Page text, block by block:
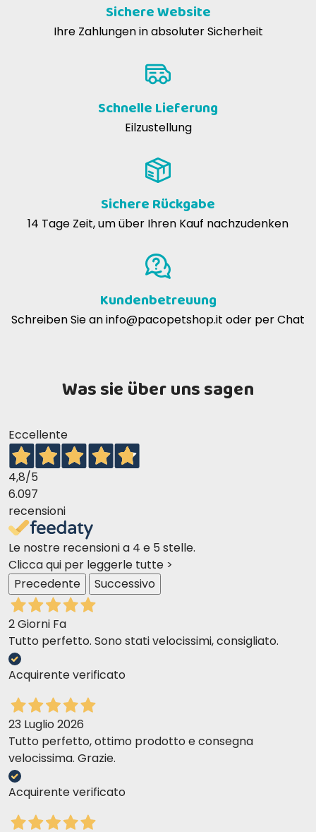
Sichere Website
Ihre Zahlungen in absoluter Sicherheit
Schnelle Lieferung
Eilzustellung
Sichere Rückgabe
14 Tage Zeit, um über Ihren Kauf nachzudenken
Kundenbetreuung
Schreiben Sie aninfo@pacopetshop.it oder per Chat
Was sie über uns sagen
Eccellente
4,8/5
6.097
recensioni
Le nostre recensioni a 4 e 5 stelle.
Clicca qui per leggerle tutte >
Precedente
Successivo
2 Giorni Fa
Tutto perfetto. Sono stati velocissimi, consigliato.
Acquirente verificato
23 Luglio 2026
Tutto perfetto, ottimo prodotto e consegna
velocissima. Grazie.
Acquirente verificato